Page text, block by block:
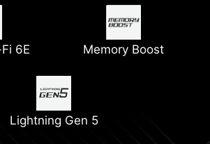
bakır
6E Memory Boost
Lightning Gen 5
Fanı Desteği